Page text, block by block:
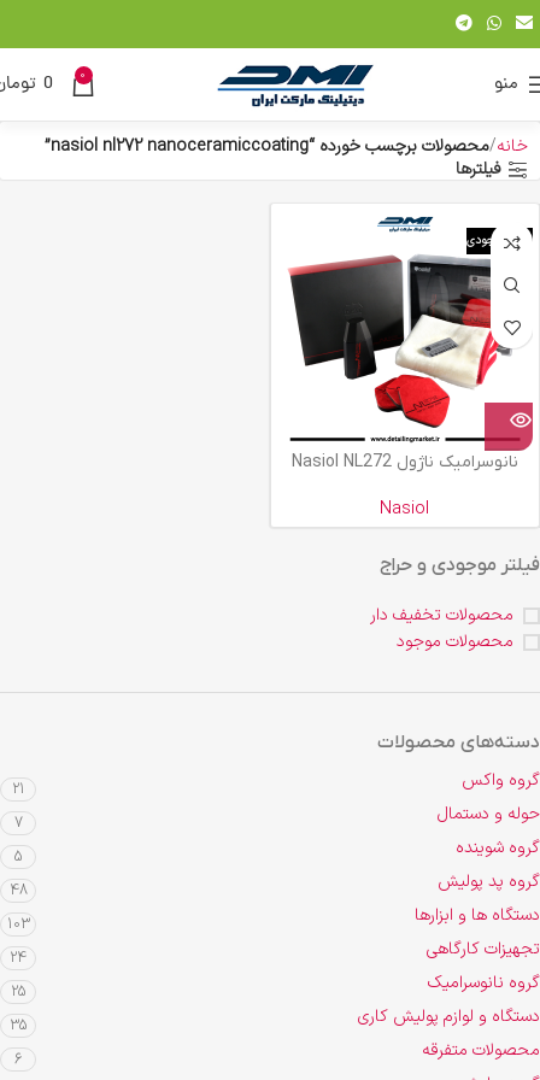
منو 0
0
فیلتر موجودی و حراج
محصولات تخفیف دار
محصولات موجود
دسته‌های محصولات
گروه واکس 21
حوله و دستمال 7
گروه شوینده 5
گروه پد پولیش 48
دستگاه ها و ابزارها 103
تجهیزات کارگاهی 24
گروه نانوسرامیک 25
دستگاه و لوازم پولیش کاری 35
محصولات متفرقه 6
خانه محصولات برچسب خورده “nasiol nl272 nanoceramiccoating”
فیلترها
اتمام موجودی
نانوسرامیک ناژول Nasiol NL272
Nasiol